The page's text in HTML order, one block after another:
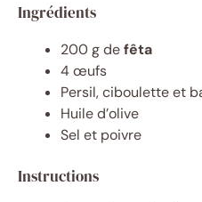
Ingrédients
200 g defêta
4 œufs
Persil, ciboulette et
Huile d’olive
Sel et poivre
Instructions